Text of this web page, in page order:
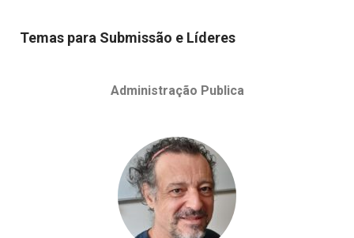
Temas para Submissão e Líderes
Administração Publica